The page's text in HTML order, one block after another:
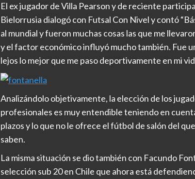
El ex jugador de Villa Pearson y de reciente
Bielorrusia dialogó con Futsal Con Nivel y contó
al mundial y fueron muchas cosas las que me
y el factor económico influyó mucho también. Fue
lejos lo mejor que me paso deportivamente en mi
Analizándolo objetivamente, la elección de los
profesionales es muy entendible teniendo en
plazos y lo que no le ofrece el fútbol de salón del
saben.
La misma situación se dio también con Facundo
selección sub 20 en Chile que ahora está